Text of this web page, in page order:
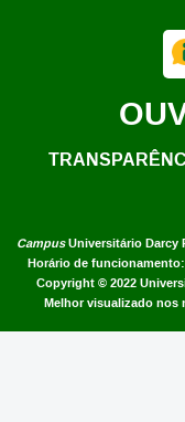
CampusUniversitário Darcy
Horário de funcionamento:
Copyright © 2022
Melhor visualizado nos